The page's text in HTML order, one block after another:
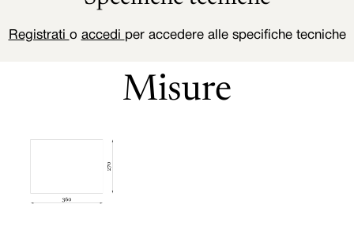
Registrati o accedi per accedere alle specifiche tecniche
Misure